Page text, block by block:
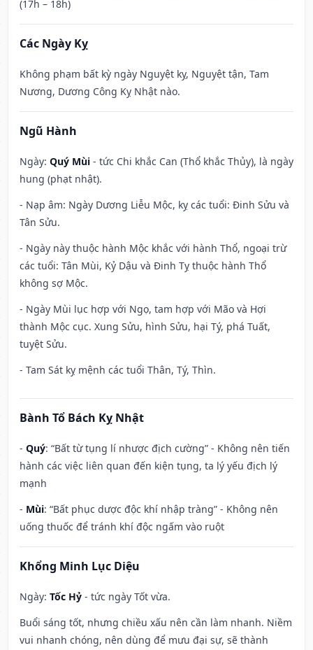
(17h – 18h)
Các Ngày Kỵ
Không phạm bất kỳ ngày Nguyệt kỵ, Nguyệt tận, Tam
Nương, Dương Công Kỵ Nhật nào.
Ngũ Hành
Ngày: Quý Mùi - tức Chi khắc Can (Thổ khắc Thủy), là ngày
hung (phạt nhật).
- Nạp âm: Ngày Dương Liễu Mộc, kỵ các tuổi: Đinh Sửu và
Tân Sửu.
- Ngày này thuộc hành Mộc khắc với hành Thổ, ngoại trừ
các tuổi: Tân Mùi, Kỷ Dậu và Đinh Tỵ thuộc hành Thổ
không sợ Mộc.
- Ngày Mùi lục hợp với Ngọ, tam hợp với Mão và Hợi
thành Mộc cục. Xung Sửu, hình Sửu, hại Tý, phá Tuất,
tuyệt Sửu.
- Tam Sát kỵ mệnh các tuổi Thân, Tý, Thìn.
Bành Tổ Bách Kỵ Nhật
- Quý: “Bất từ tụng lí nhược địch cường” - Không nên tiến
hành các việc liên quan đến kiện tụng, ta lý yếu địch lý
mạnh
- Mùi: “Bất phục dược độc khí nhập tràng” - Không nên
uống thuốc để tránh khí độc ngấm vào ruột
Khổng Minh Lục Diệu
Ngày: Tốc Hỷ - tức ngày Tốt vừa.
Buổi sáng tốt, nhưng chiều xấu nên cần làm nhanh. Niềm
vui nhanh chóng, nên dùng để mưu đại sự, sẽ thành